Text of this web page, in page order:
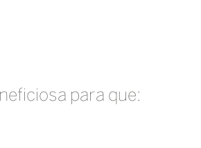
para que: